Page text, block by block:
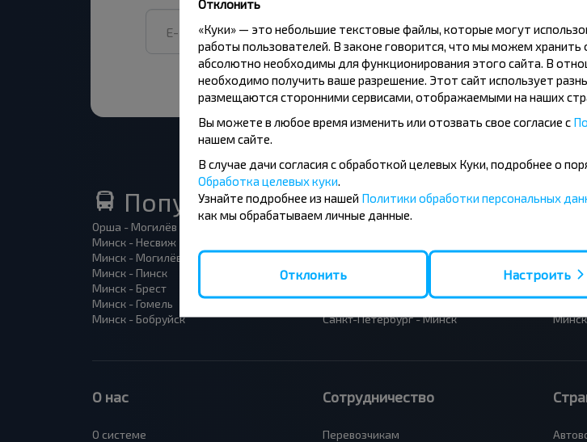
Подписаться
Популярные автобусные
Орша - Могилёв
Минск - Несвиж
Минск - Могилёв
Минск - Пинск
Минск - Брест
Минск - Гомель
Минск - Бобруйск
Брест - Тересполь
Брест - Беловежская Пуща
Варшава - Минск
Санкт-Петербург - Минск
О нас
О системе
Сотрудничество
Перевозчикам
Отклонить
«Куки» — это небольшие текстовые файлы, которые могут
работы пользователей. В законе говорится, что мы можем хранить
абсолютно необходимы для функционирования этого сайта. В
необходимо получить ваше разрешение. Этот сайт использует
размещаются сторонними сервисами, отображаемыми на наших
Вы можете в любое время изменить или отозвать свое согласие с
нашем сайте.
В случае дачи согласия с обработкой целевых Куки, подробнее о
Обработка целевых куки
Узнайте подробнее из нашей Политики обработки персональных
как мы обрабатываем личные данные.
Отклонить Настроить